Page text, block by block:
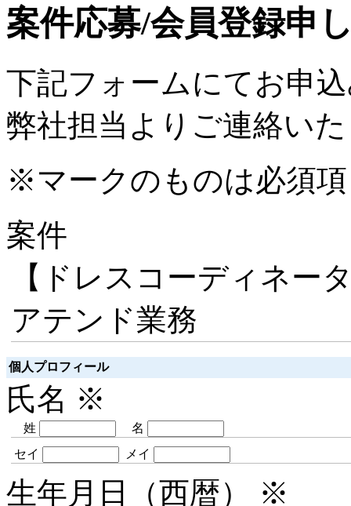
案件応募/会員登録申
下記フォームにてお申
弊社担当よりご連絡い
※マークのものは必須
案件
【ドレスコーディネー
アテンド業務
個人プロフィール
氏名 ※
姓
名
セイ
メイ
生年月日（西暦） ※